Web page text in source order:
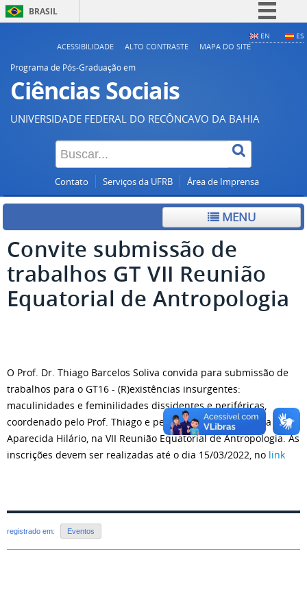
BRASIL
Acesso à informação
Legislação
Canais
EN ES
ACESSIBILIDADE ALTO CONTRASTE MAPA DO SITE
Programa de Pós-Graduação em
Ciências Sociais
UNIVERSIDADE FEDERAL DO RECÔNCAVO DA BAHIA
Contato Serviços da UFRB Área de Imprensa
MENU
Convite submissão de
trabalhos GT VII Reunião
Equatorial de Antropologia
O Prof. Dr. Thiago Barcelos Soliva convida para submissão de
trabalhos para o GT16 - (R)existências insurgentes:
maculinidades e feminilidades dissidentes e periféricas,
coordenado pelo Prof. Thiago e pela Profa. Dra Rosângela
Aparecida Hilário, na VII Reunião Equatorial de Antropologia. As
inscrições devem ser realizadas até o dia 15/03/2022, no link
registrado em: Eventos